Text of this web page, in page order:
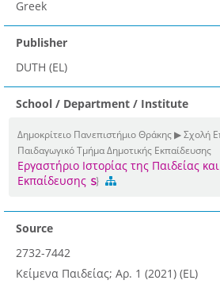
Greek
Publisher
DUTH (EL)
School / Department / Institute
Δημοκρίτειο Πανεπιστήμιο Θράκης ▶ Σχολή
Παιδαγωγικό Τμήμα Δημοτικής Εκπαίδευσης
Εργαστήριο Ιστορίας της Παιδείας
Εκπαίδευσης
Source
2732-7442
Κείμενα Παιδείας; Αρ. 1 (2021) (EL)